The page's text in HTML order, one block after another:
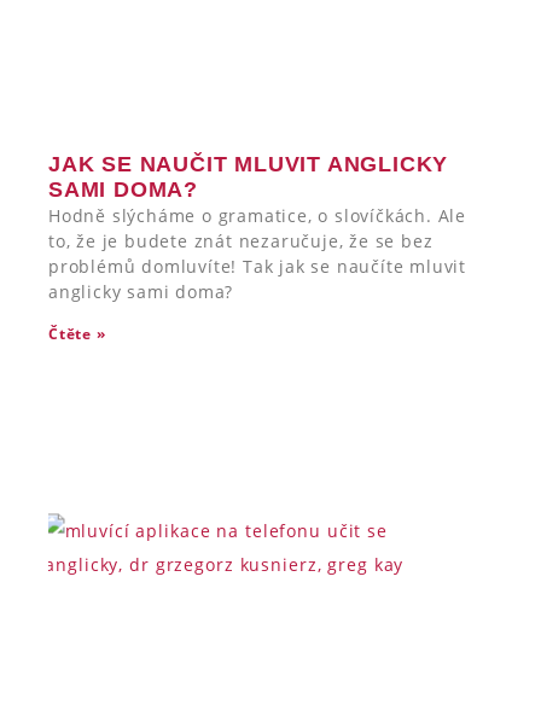
JAK SE NAUČIT MLUVIT ANGLICKY
SAMI DOMA?
Hodně slýcháme o gramatice, o slovíčkách. Ale
to, že je budete znát nezaručuje, že se bez
problémů domluvíte! Tak jak se naučíte mluvit
anglicky sami doma?
Čtěte »